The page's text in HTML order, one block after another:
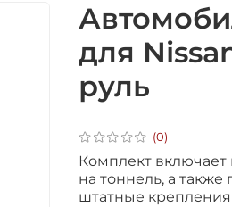
(0)
для
руль
Комплект включает
на тоннель, а также
штатные